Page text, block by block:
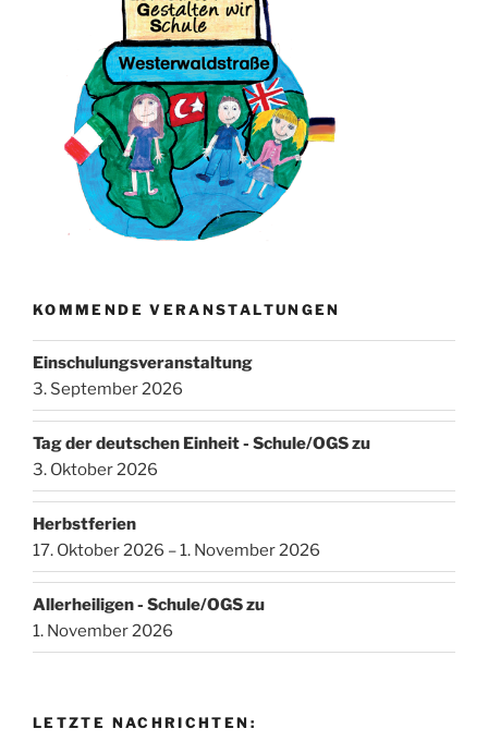
KOMMENDE VERANSTALTUNGEN
Einschulungsveranstaltung
3. September 2026
Tag der deutschen Einheit - Schule/OGS zu
3. Oktober 2026
Herbstferien
17. Oktober 2026 – 1. November 2026
Allerheiligen - Schule/OGS zu
1. November 2026
LETZTE NACHRICHTEN: